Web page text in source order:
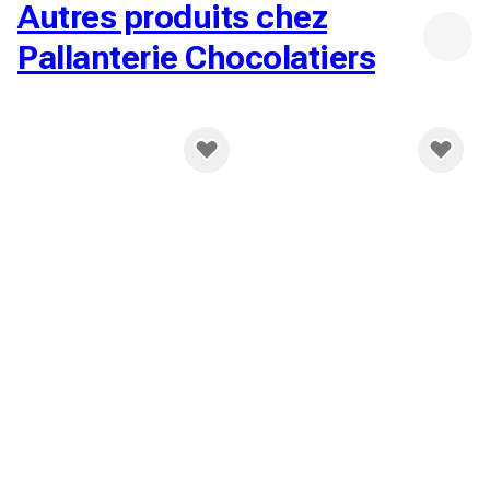
Autres produits chez
Pallanterie Chocolatiers